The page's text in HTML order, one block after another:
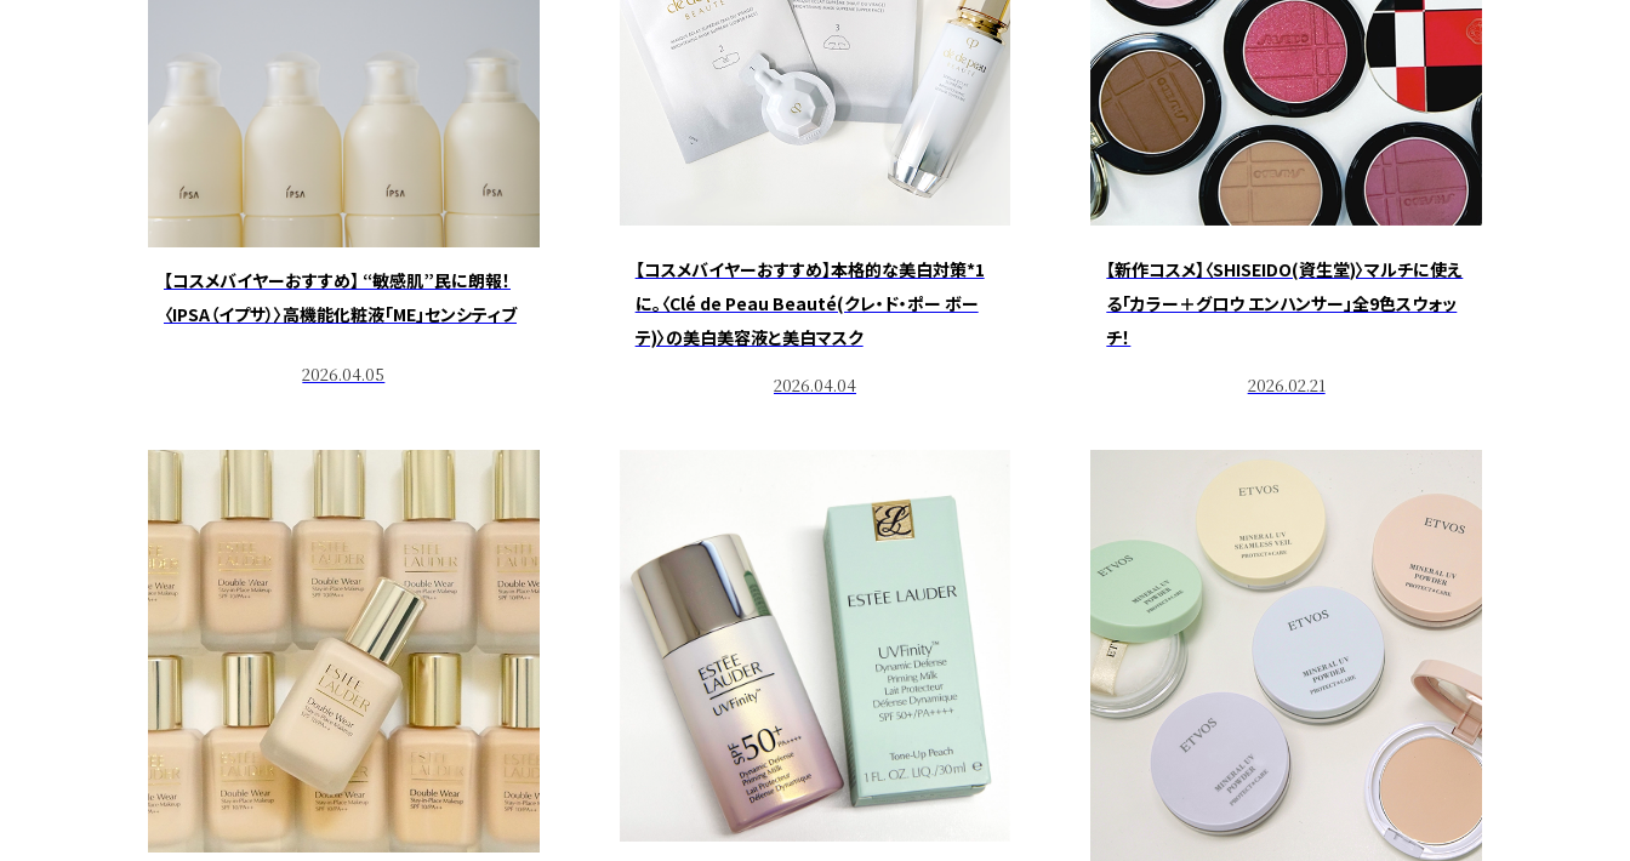
【コスメバイヤーおすすめ】 “敏感肌”民に朗報！
〈IPSA（イプサ）〉高機能化粧液「ME」センシティブ
2026.04.05
【コスメバイヤーおすすめ】本格的な美白対策*1
に。〈Clé de Peau Beauté(クレ・ド・ポー ボー
テ)〉の美白美容液と美白マスク
2026.04.04
【新作コスメ】〈SHISEIDO(資生堂)〉マルチに使え
る「カラー＋グロウ エンハンサー」全9色スウォッ
チ！
2026.02.21